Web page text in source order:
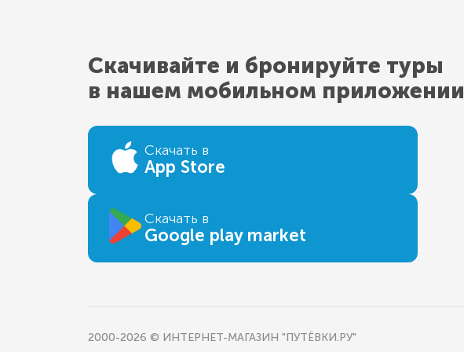
Скачивайте и бронируйте туры
в нашем мобильном приложении
Скачать в
App Store
Скачать в
Google play market
2000-2026 © ИНТЕРНЕТ-МАГАЗИН "ПУТЁВКИ.РУ"